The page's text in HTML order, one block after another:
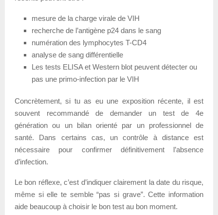
mesure de la charge virale de VIH
recherche de l’antigène p24 dans le sang
numération des lymphocytes T-CD4
analyse de sang différentielle
Les tests ELISA et Western blot peuvent détecter ou
pas une primo-infection par le VIH
Concrètement, si tu as eu une exposition récente, il est
souvent recommandé de demander un test de 4e
génération ou un bilan orienté par un professionnel de
santé. Dans certains cas, un contrôle à distance est
nécessaire pour confirmer définitivement l’absence
d’infection.
Le bon réflexe, c’est d’indiquer clairement la date du risque,
même si elle te semble “pas si grave”. Cette information
aide beaucoup à choisir le bon test au bon moment.